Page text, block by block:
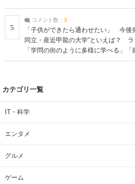
5
コメント数： 3
「子供ができたら通わせたい」 今後
同立・産近甲龍の大学”といえば？
「学問の街のように多様に学べる」
| 大学 ねとらぼリサーチ
カテゴリ一覧
IT・科学
エンタメ
グルメ
ゲーム